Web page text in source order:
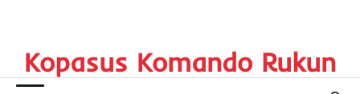
Kopasus Komando Rukun